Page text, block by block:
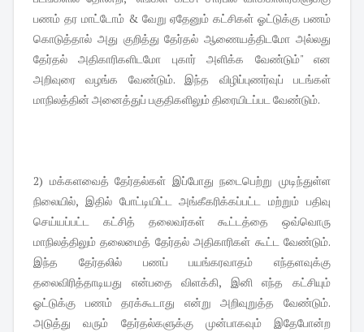
பணம் தர மாட்டோம் & வேறு ஏதேனும் கட்சிகள் ஓட்டுக்கு பணம்
கொடுத்தால் அது குறித்து தேர்தல் ஆணையத்திடமோ அல்லது
தேர்தல் அதிகாரிகளிடமோ புகார் அளிக்க வேண்டும்" என
அறிவுரை வழங்க வேண்டும். இந்த விழிப்புணர்வுப் படங்கள்
மாநிலத்தின் அனைத்துப் பகுதிகளிலும் திரையிடப்பட வேண்டும்.
2) மக்களவைத் தேர்தல்கள் இப்போது நடைபெற்று முடிந்துள்ள
நிலையில், இதில் போட்டியிட்ட அங்கீகரிக்கப்பட்ட மற்றும் பதிவு
செய்யப்பட்ட கட்சித் தலைவர்கள் கூட்டத்தை ஒவ்வொரு
மாநிலத்திலும் தலைமைத் தேர்தல் அதிகாரிகள் கூட்ட வேண்டும்.
இந்த தேர்தலில் பணப் பயங்கரவாதம் எந்தளவுக்கு
தலைவிரித்தாடியது என்பதை விளக்கி, இனி எந்த கட்சியும்
ஓட்டுக்கு பணம் தரக்கூடாது என்று அறிவுறுத்த வேண்டும்.
அடுத்து வரும் தேர்தல்களுக்கு முன்பாகவும் இதேபோன்ற